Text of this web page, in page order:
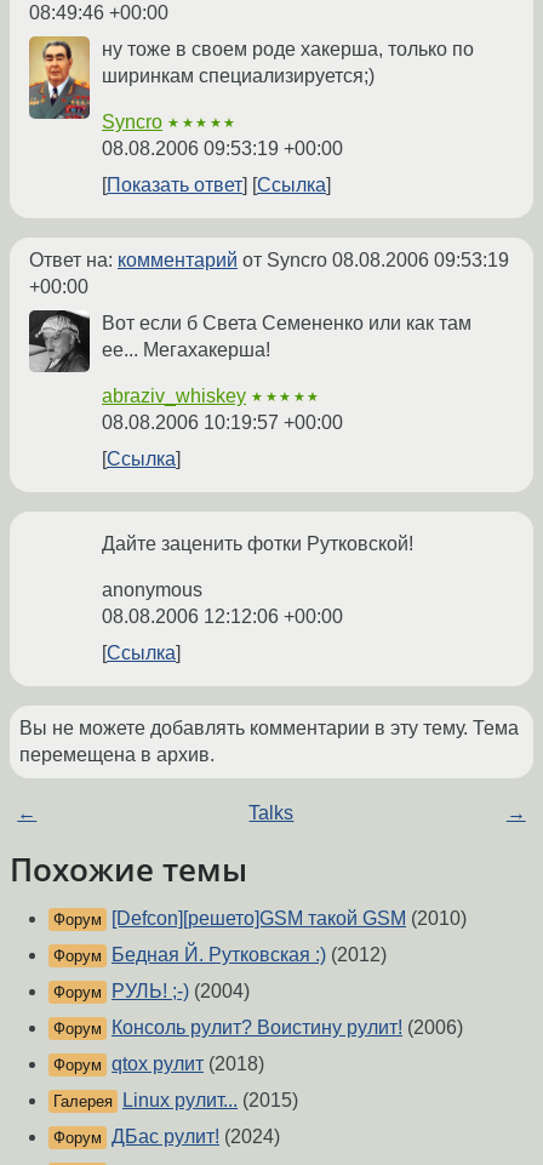
08:49:46 +00:00
ну тоже в своем роде хакерша, только по
ширинкам специализируется;)
Syncro ★★★★★
08.08.2006 09:53:19 +00:00
Показать ответ
Ссылка
Ответ на: комментарий от Syncro 08.08.2006 09:53:19
+00:00
Вот если б Света Семененко или как там
ее... Мегахакерша!
abraziv_whiskey ★★★★★
08.08.2006 10:19:57 +00:00
Ссылка
Дайте заценить фотки Рутковской!
anonymous
08.08.2006 12:12:06 +00:00
Ссылка
Вы не можете добавлять комментарии в эту тему. Тема
перемещена в архив.
← Talks →
Похожие темы
Форум [Defcon][решето]GSM такой GSM (2010)
Форум Бедная Й. Рутковская :) (2012)
Форум РУЛЬ! ;-) (2004)
Форум Консоль рулит? Воистину рулит! (2006)
Форум qtox рулит (2018)
Галерея Linux рулит... (2015)
Форум ДБас рулит! (2024)